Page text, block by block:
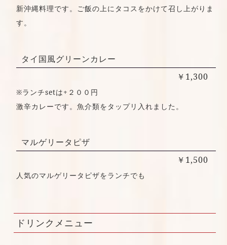
新沖縄料理です。ご飯の上にタコスをかけて召し上がりま
す。
タイ国風グリーンカレー
￥1,300
※ランチsetは+２００円
激辛カレーです。魚介類をタップリ入れました。
マルゲリータピザ
￥1,500
人気のマルゲリータピザをランチでも
ドリンクメニュー